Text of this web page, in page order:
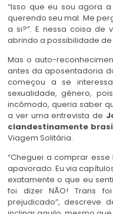
“Isso que eu sou agora
querendo seu mal. Me
a si?”. E nessa coisa de
abrindo a possibilidade
Mas o auto-
antes da aposentadoria
começou a se
sexualidade, gênero,
incômodo, queria saber
a ver uma entrevista de
clandestinamente
Viagem Solitária.
“Cheguei a comprar
apavorado. Eu via
exatamente o que eu
foi dizer NÃO! Trans
prejudicado”, descreve